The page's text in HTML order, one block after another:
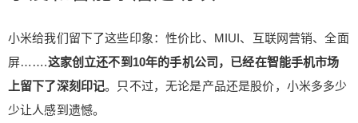
小米给我们留下了这些印象：性价比、MIUI、互联网营销、全面
屏…….这家创立还不到10年的手机公司，已经在智能手机市场
上留下了深刻印记。只不过，无论是产品还是股价，小米多多少
少让人感到遗憾。
爱和智能家居是助攻
小米给我们留下了这些印象：性价比、MIUI、互联
网营销、全面屏…….这家创立还不到10年的手机公